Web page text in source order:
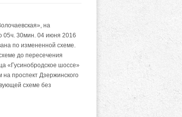
на
05ч. 30мин. 04 июня 2016
по измененной схеме.
до пересечения
«Гусинобродское шоссе»
проспект Дзержинского
схеме без